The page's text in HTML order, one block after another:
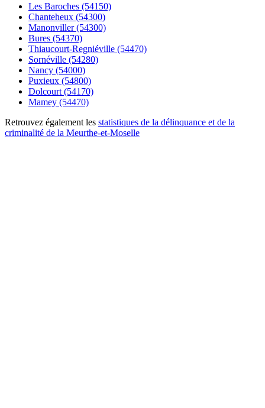
Les Baroches (54150)
Chanteheux (54300)
Manonviller (54300)
Bures (54370)
Thiaucourt-Regniéville (54470)
Sornéville (54280)
Nancy (54000)
Puxieux (54800)
Dolcourt (54170)
Mamey (54470)
Retrouvez également les statistiques de la délinquance et de la
criminalité de la Meurthe-et-Moselle